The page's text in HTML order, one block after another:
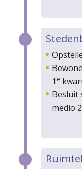
1 e
Besluit
medio